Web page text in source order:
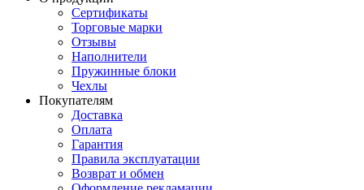
Сертификаты
Торговые марки
Отзывы
Наполнители
Пружинные блоки
Чехлы
Покупателям
Доставка
Оплата
Гарантия
Правила эксплуатации
Возврат и обмен